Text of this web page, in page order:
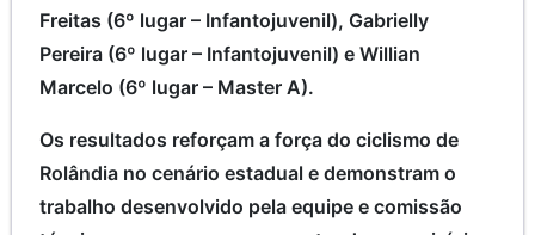
Freitas (6º lugar – Infantojuvenil), Gabrielly
Pereira (6º lugar – Infantojuvenil) e Willian
Marcelo (6º lugar – Master A).
Os resultados reforçam a força do ciclismo de
Rolândia no cenário estadual e demonstram o
trabalho desenvolvido pela equipe e comissão